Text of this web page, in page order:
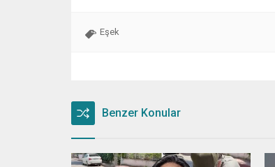
Eşek
Benzer Konular